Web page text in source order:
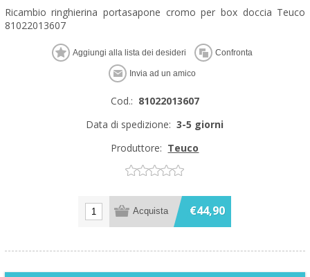
Ricambio ringhierina portasapone cromo per box doccia Teuco
81022013607
Cod.: 81022013607
Data di spedizione: 3-5 giorni
Produttore: Teuco
€44,90